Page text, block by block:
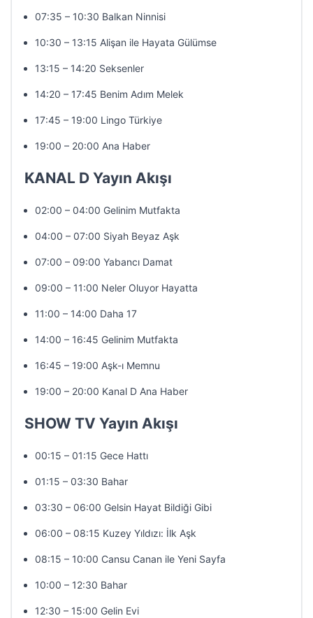
07:35 – 10:30 Balkan Ninnisi
10:30 – 13:15 Alişan ile Hayata Gülümse
13:15 – 14:20 Seksenler
14:20 – 17:45 Benim Adım Melek
17:45 – 19:00 Lingo Türkiye
19:00 – 20:00 Ana Haber
KANAL D Yayın Akışı
02:00 – 04:00 Gelinim Mutfakta
04:00 – 07:00 Siyah Beyaz Aşk
07:00 – 09:00 Yabancı Damat
09:00 – 11:00 Neler Oluyor Hayatta
11:00 – 14:00 Daha 17
14:00 – 16:45 Gelinim Mutfakta
16:45 – 19:00 Aşk-ı Memnu
19:00 – 20:00 Kanal D Ana Haber
SHOW TV Yayın Akışı
00:15 – 01:15 Gece Hattı
01:15 – 03:30 Bahar
03:30 – 06:00 Gelsin Hayat Bildiği Gibi
06:00 – 08:15 Kuzey Yıldızı: İlk Aşk
08:15 – 10:00 Cansu Canan ile Yeni Sayfa
10:00 – 12:30 Bahar
12:30 – 15:00 Gelin Evi